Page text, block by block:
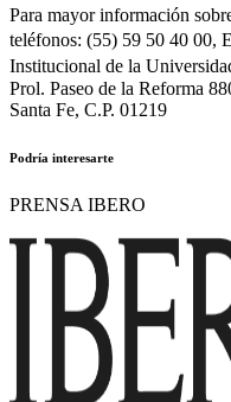
Para mayor información
teléfonos: (55) 59 50 40 00,
Institucional de la
Prol. Paseo de la Reforma
Santa Fe, C.P. 01219
Podría interesarte
PRENSA IBERO